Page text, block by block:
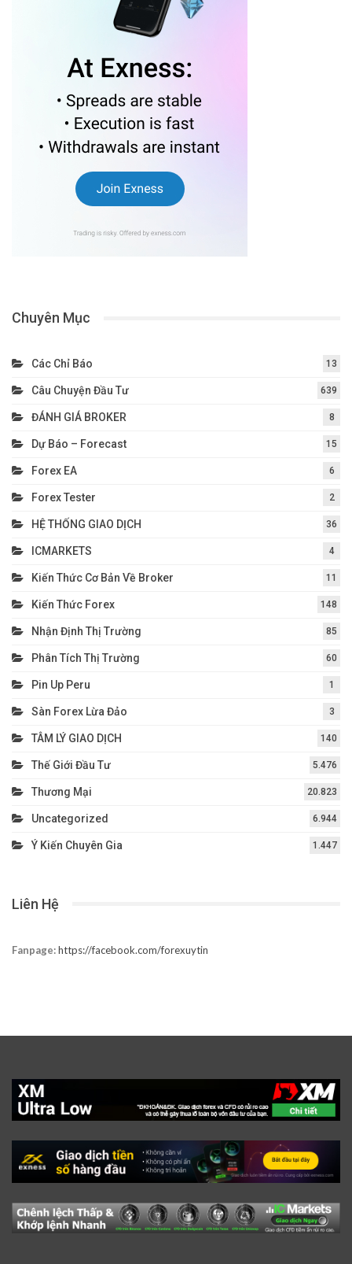
Chuyên Mục
Các Chỉ Báo 13
Câu Chuyện Đầu Tư 639
ĐÁNH GIÁ BROKER 8
Dự Báo – Forecast 15
Forex EA 6
Forex Tester 2
HỆ THỐNG GIAO DỊCH 36
ICMARKETS 4
Kiến Thức Cơ Bản Về Broker 11
Kiến Thức Forex 148
Nhận Định Thị Trường 85
Phân Tích Thị Trường 60
Pin Up Peru 1
Sàn Forex Lừa Đảo 3
TÂM LÝ GIAO DỊCH 140
Thế Giới Đầu Tư 5.476
Thương Mại 20.823
Uncategorized 6.944
Ý Kiến Chuyên Gia 1.447
Liên Hệ
Fanpage:https://facebook.com/forexuytin